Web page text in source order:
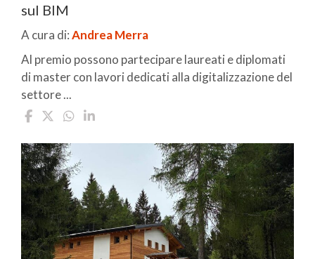
sul BIM
A cura di:Andrea Merra
Al premio possono partecipare laureati e diplomati
di master con lavori dedicati alla digitalizzazione del
settore ...